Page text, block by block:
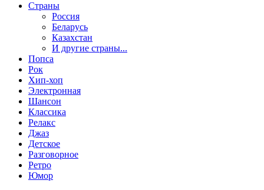
Страны
Россия
Беларусь
Казахстан
И другие страны...
Попса
Рок
Хип-хоп
Электронная
Шансон
Классика
Релакс
Джаз
Детское
Разговорное
Ретро
Юмор